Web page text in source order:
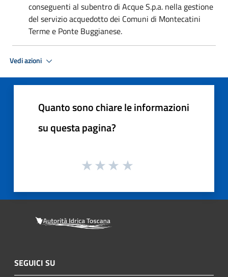
conseguenti al subentro di Acque S.p.a. nella gestione
del servizio acquedotto dei Comuni di Montecatini
Terme e Ponte Buggianese.
Vedi azioni
Quanto sono chiare le informazioni
su questa pagina?
SEGUICI SU